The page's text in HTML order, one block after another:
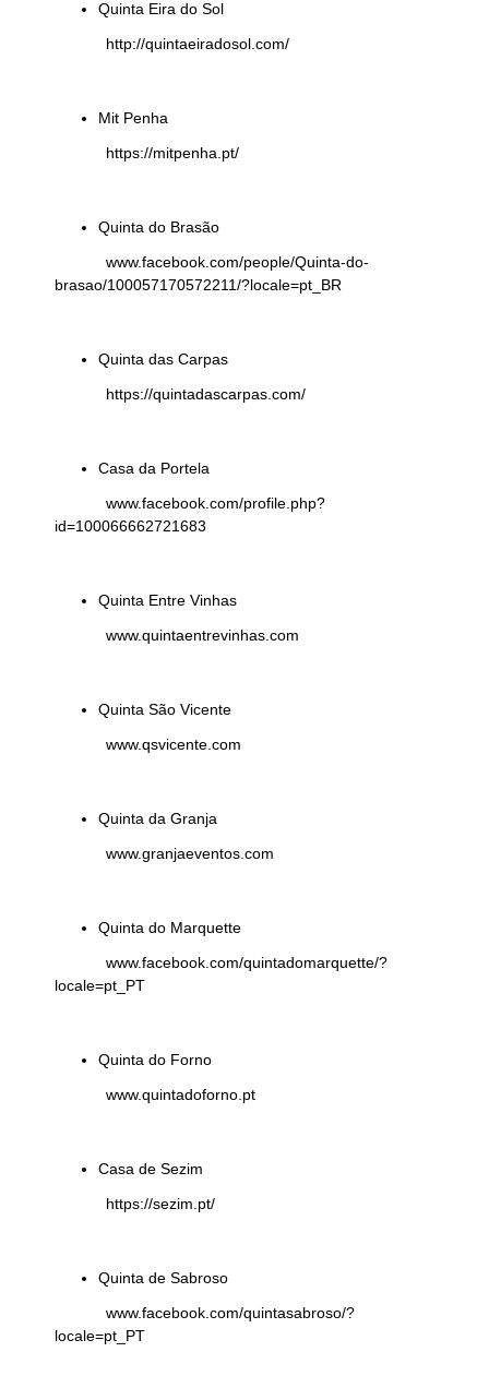
Quinta Eira do Sol
http://quintaeiradosol.com/
Mit Penha
https://mitpenha.pt/
Quinta do Brasão
www.facebook.com/people/Quinta-do-
brasao/100057170572211/?locale=pt_BR
Quinta das Carpas
https://quintadascarpas.com/
Casa da Portela
www.facebook.com/profile.php?
id=100066662721683
Quinta Entre Vinhas
www.quintaentrevinhas.com
Quinta São Vicente
www.qsvicente.com
Quinta da Granja
www.granjaeventos.com
Quinta do Marquette
www.facebook.com/quintadomarquette/?
locale=pt_PT
Quinta do Forno
www.quintadoforno.pt
Casa de Sezim
https://sezim.pt/
Quinta de Sabroso
www.facebook.com/quintasabroso/?
locale=pt_PT